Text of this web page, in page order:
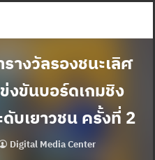
างวัลรองชนะเลิศ
งขันบอร์ดเกมชิง
บเยาวชน ครั้งที่ 2
Digital Media Center